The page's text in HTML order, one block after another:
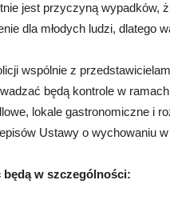
jest przyczyną wypadków,
dla młodych ludzi, dlatego
wspólnie z
będą kontrole w
lokale gastronomiczne i
Ustawy o wychowaniu
w szczególności: